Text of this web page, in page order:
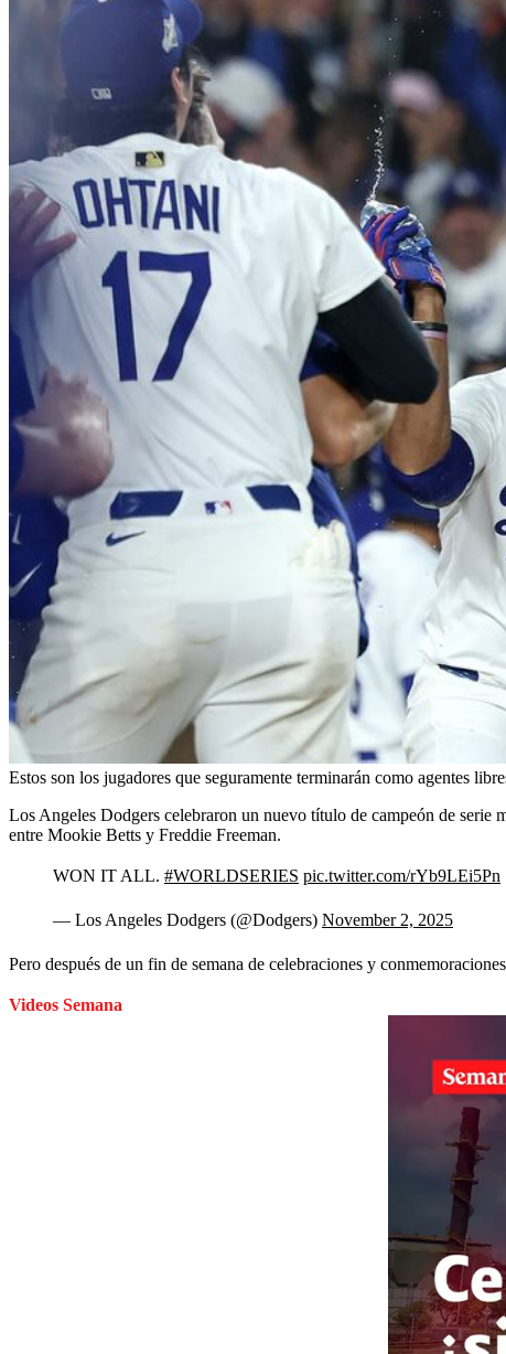
Estos son los jugadores que seguramente terminarán como agentes
Los Angeles Dodgers celebraron un nuevo título de campeón de
entre Mookie Betts y Freddie Freeman.
WON IT ALL. #WORLDSERIES pic.twitter.com/rYb9LEi5Pn
— Los Angeles Dodgers (@Dodgers) November 2, 2025
Pero después de un fin de semana de celebraciones y
Videos Semana